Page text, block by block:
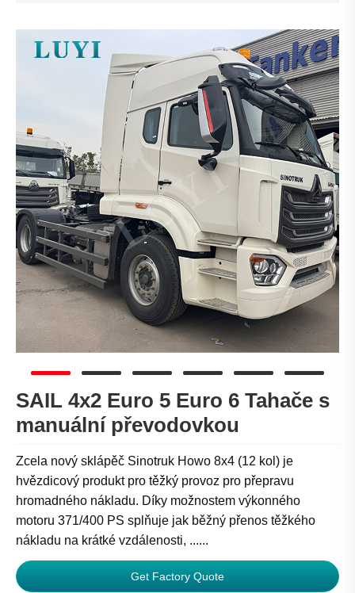
SAIL 4x2 Euro 5 Euro 6 Tahače s
manuální převodovkou
Zcela nový sklápěč Sinotruk Howo 8x4 (12 kol) je
hvězdicový produkt pro těžký provoz pro přepravu
hromadného nákladu. Díky možnostem výkonného
motoru 371/400 PS splňuje jak běžný přenos těžkého
nákladu na krátké vzdálenosti, ......
Get Factory Quote